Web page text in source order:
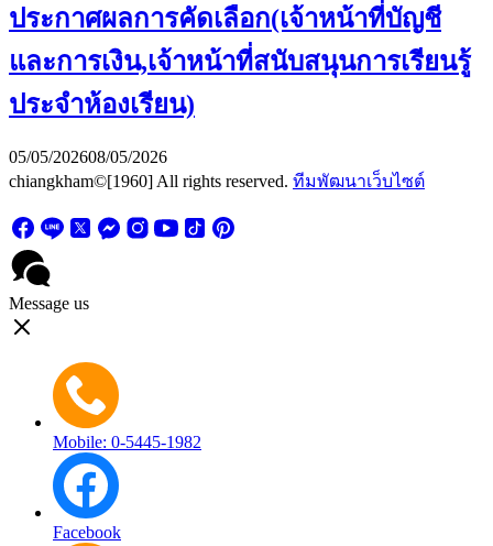
ประกาศผลการคัดเลือก(เจ้าหน้าที่บัญชี
และการเงิน,เจ้าหน้าที่สนับสนุนการเรียนรู้
ประจำห้องเรียน)
05/05/202608/05/2026
chiangkham©[1960] All rights reserved. ทีมพัฒนาเว็บไซต์
Message us
Mobile: 0-5445-1982
Facebook